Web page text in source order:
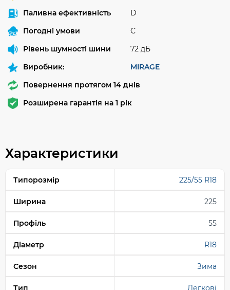
Паливна ефективність
D
Погодні умови
C
Рівень шумності шини
72 дБ
Виробник:
MIRAGE
Повернення протягом 14 днів
Розширена гарантія на 1 рік
Характеристики
Типорозмір 225/55 R18
Ширина 225
Профіль 55
Діаметр R18
Сезон Зима
Тип Легкові